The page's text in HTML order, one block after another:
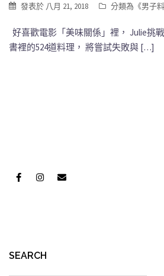
發表於 八月 21, 2018 分類為《男子
好喜歡電影「美味關係」裡， Julie挑
書裡的524道料理， 將嘗試失敗與 […]
SEARCH